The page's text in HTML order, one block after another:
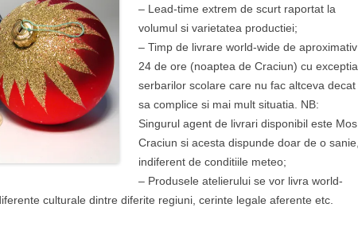
– Lead-time extrem de scurt raportat la
volumul si varietatea productiei;
– Timp de livrare world-wide de aproximativ
24 de ore (noaptea de Craciun) cu exceptia
serbarilor scolare care nu fac altceva decat
sa complice si mai mult situatia. NB:
Singurul agent de livrari disponibil este Mos
Craciun si acesta dispunde doar de o sanie,
indiferent de conditiile meteo;
– Produsele atelierului se vor livra world-
culturale dintre diferite regiuni, cerinte legale aferente etc.